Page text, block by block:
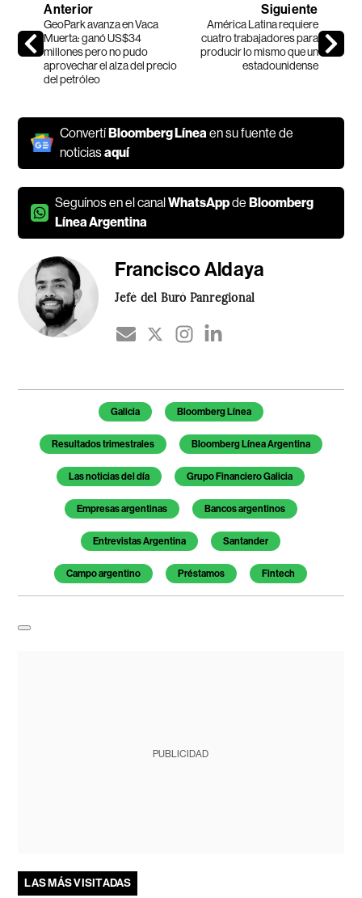
Anterior
GeoPark avanza en Vaca
Muerta: ganó US$34
millones pero no pudo
aprovechar el alza del precio
del petróleo
Siguiente
América Latina requiere
cuatro trabajadores para
producir lo mismo que un
estadounidense
ConvertíBloomberg Línea en su fuente de
noticiasaquí
Seguínos en el canalWhatsAppdeBloomberg
Línea Argentina
Francisco Aldaya
Jefé del Buró Panregional
Temas de este artículo
Galicia Bloomberg Línea
Resultados trimestrales Bloomberg Línea Argentina
Las noticias del día Grupo Financiero Galicia
Empresas argentinas Bancos argentinos
Entrevistas Argentina Santander
Campo argentino Préstamos Fintech
PUBLICIDAD
LAS MÁS VISITADAS